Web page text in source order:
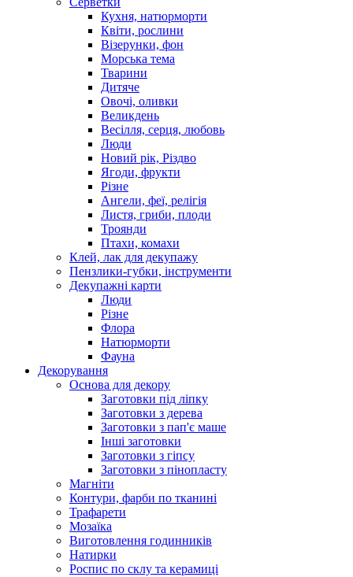
Кухня, натюрморти
Квіти, рослини
Візерунки, фон
Морська тема
Тварини
Дитяче
Овочі, оливки
Великдень
Весілля, серця, любовь
Люди
Новий рік, Різдво
Ягоди, фрукти
Різне
Ангели, феї, релігія
Листя, гриби, плоди
Троянди
Птахи, комахи
Клей, лак для декупажу
Пензлики-губки, інструменти
Декупажні карти
Люди
Різне
Флора
Натюрморти
Фауна
Декорування
Основа для декору
Заготовки під ліпку
Заготовки з дерева
Заготовки з пап'є маше
Інші заготовки
Заготовки з гіпсу
Заготовки з пінопласту
Магніти
Контури, фарби по тканині
Трафарети
Мозаїка
Виготовлення годинників
Натирки
Роспис по склу та керамиці